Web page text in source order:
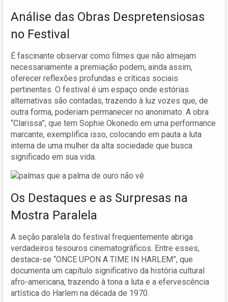
Análise das Obras Despretensiosas
no Festival
É fascinante observar como filmes que não almejam
necessariamente a premiação podem, ainda assim,
oferecer reflexões profundas e críticas sociais
pertinentes. O festival é um espaço onde estórias
alternativas são contadas, trazendo à luz vozes que, de
outra forma, poderiam permanecer no anonimato. A obra
“Clarissa”, que tem Sophie Okonedo em uma performance
marcante, exemplifica isso, colocando em pauta a luta
interna de uma mulher da alta sociedade que busca
significado em sua vida.
Os Destaques e as Surpresas na
Mostra Paralela
A seção paralela do festival frequentemente abriga
verdadeiros tesouros cinematográficos. Entre esses,
destaca-se “ONCE UPON A TIME IN HARLEM”, que
documenta um capítulo significativo da história cultural
afro-americana, trazendo à tona a luta e a efervescência
artística do Harlem na década de 1970.